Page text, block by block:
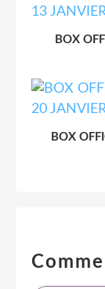
BOX
BOX